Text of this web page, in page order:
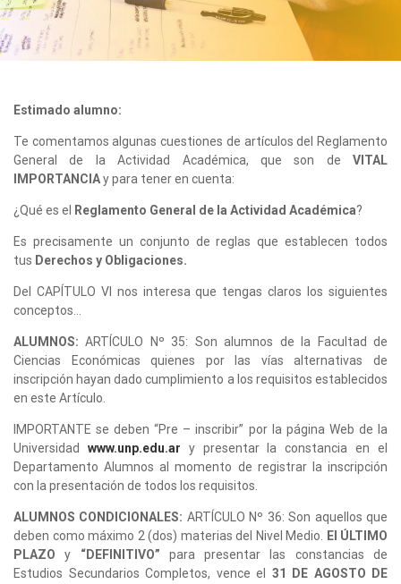
Estimado alumno:
Te comentamos algunas cuestiones de artículos del Reglamento
General de la Actividad Académica, que son de VITAL
IMPORTANCIAy para tener en cuenta:
¿Qué es el Reglamento General de la Actividad Académica?
Es precisamente un conjunto de reglas que establecen todos
tus Derechos y Obligaciones.
Del CAPÍTULO VI nos interesa que tengas claros los siguientes
conceptos…
ALUMNOS:ARTÍCULO Nº 35: Son alumnos de la Facultad de
Ciencias Económicas quienes por las vías alternativas de
inscripción hayan dado cumplimiento a los requisitos establecidos
en este Artículo.
IMPORTANTE se deben “Pre – inscribir” por la página Web de la
Universidad www.unp.edu.ar y presentar la constancia en el
Departamento Alumnos al momento de registrar la inscripción
con la presentación de todos los requisitos.
ALUMNOS CONDICIONALES: ARTÍCULO Nº 36: Son aquellos que
deben como máximo 2 (dos) materias del Nivel Medio.
El ÚLTIMO
PLAZO y “DEFINITIVO” para presentar las constancias de
Estudios Secundarios Completos, vence el 31 DE AGOSTO DE